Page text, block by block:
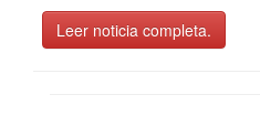
Leer noticia completa.